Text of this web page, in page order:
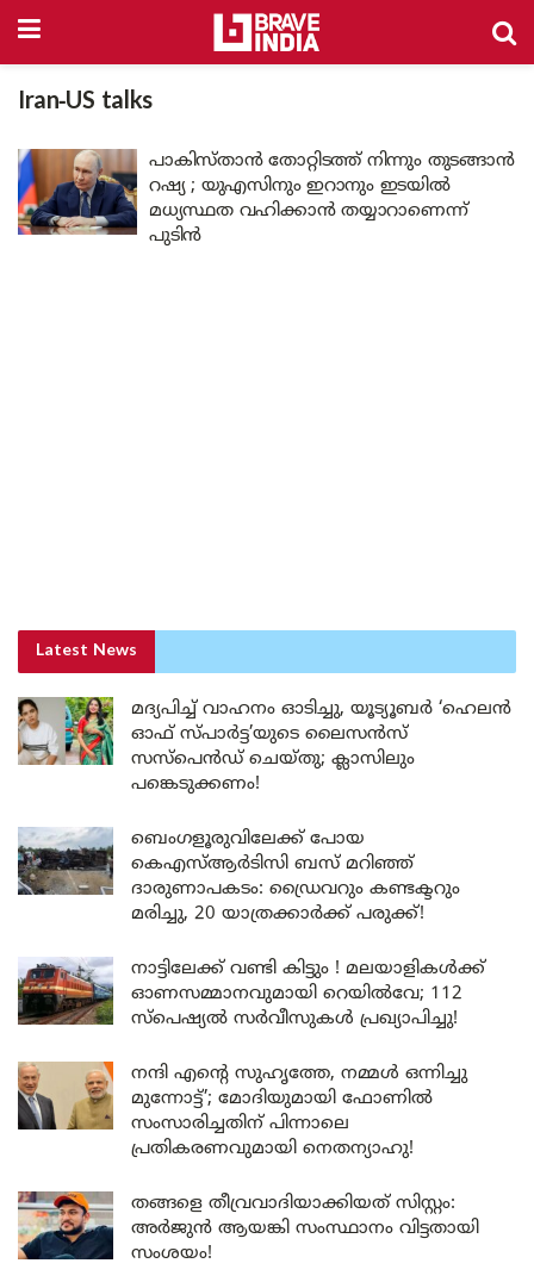
Iran-US talks
പാകിസ്താൻ തോറ്റിടത്ത് നിന്നും തുടങ്ങാൻ
റഷ്യ ; യുഎസിനും ഇറാനും ഇടയിൽ
മധ്യസ്ഥത വഹിക്കാൻ തയ്യാറാണെന്ന്
പുടിൻ
Latest News
മദ്യപിച്ച് വാഹനം ഓടിച്ചു, യൂട്യൂബർ ‘ഹെലൻ
ഓഫ് സ്പാർട്ട’യുടെ ലൈസൻസ്
സസ്പെൻഡ് ചെയ്തു; ക്ലാസിലും
പങ്കെടുക്കണം!
ബെംഗളൂരുവിലേക്ക് പോയ
കെഎസ്ആർടിസി ബസ് മറിഞ്ഞ്
ദാരുണാപകടം: ഡ്രൈവറും കണ്ടക്ടറും
മരിച്ചു, 20 യാത്രക്കാർക്ക് പരുക്ക്!
നാട്ടിലേക്ക് വണ്ടി കിട്ടും ! മലയാളികൾക്ക്
ഓണസമ്മാനവുമായി റെയിൽവേ; 112
സ്പെഷ്യൽ സർവീസുകൾ പ്രഖ്യാപിച്ചു!
നന്ദി എൻ്റെ സുഹൃത്തേ, നമ്മൾ ഒന്നിച്ചു
മുന്നോട്ട്’; മോദിയുമായി ഫോണിൽ
സംസാരിച്ചതിന് പിന്നാലെ
പ്രതികരണവുമായി നെതന്യാഹു!
തങ്ങളെ തീവ്രവാദിയാക്കിയത് സിസ്റ്റം:
അർജുൻ ആയങ്കി സംസ്ഥാനം വിട്ടതായി
സംശയം!